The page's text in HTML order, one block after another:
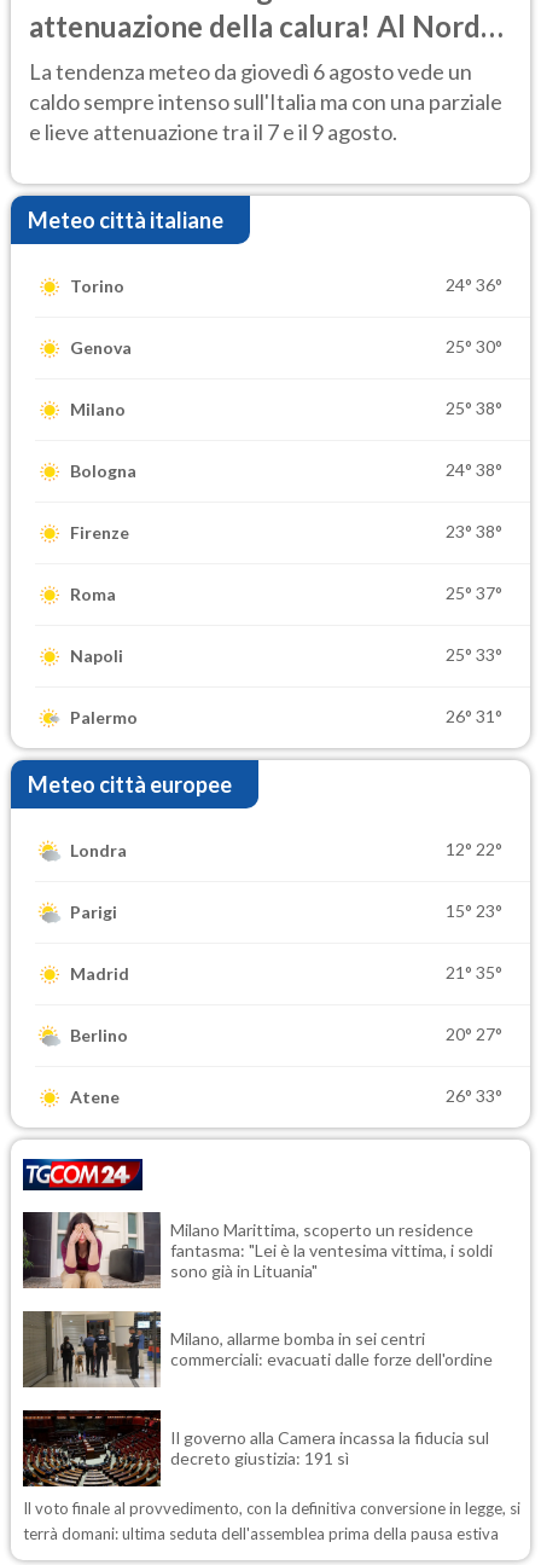
attenuazione della calura! Al Nord
rischio temporali
La tendenza meteo da giovedì 6 agosto vede un
caldo sempre intenso sull'Italia ma con una parziale
e lieve attenuazione tra il 7 e il 9 agosto.
Meteo città italiane
Torino 24° 36°
Genova 25° 30°
Milano 25° 38°
Bologna 24° 38°
Firenze 23° 38°
Roma 25° 37°
Napoli 25° 33°
Palermo 26° 31°
Meteo città europee
Londra 12° 22°
Parigi 15° 23°
Madrid 21° 35°
Berlino 20° 27°
Atene 26° 33°
Milano Marittima, scoperto un residence
fantasma: "Lei è la ventesima vittima, i soldi
sono già in Lituania"
Milano, allarme bomba in sei centri
commerciali: evacuati dalle forze dell'ordine
Il governo alla Camera incassa la fiducia sul
decreto giustizia: 191 sì
Il voto finale al provvedimento, con la definitiva conversione in legge, si
terrà domani: ultima seduta dell'assemblea prima della pausa estiva